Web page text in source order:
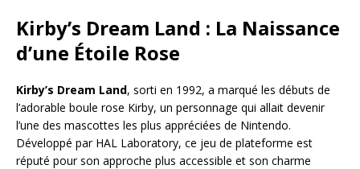
Kirby’s Dream Land : La Naissance
d’une Étoile Rose
Kirby’s Dream Land, sorti en 1992, a marqué les débuts de
l’adorable boule rose Kirby, un personnage qui allait devenir
l’une des mascottes les plus appréciées de Nintendo.
Développé par HAL Laboratory, ce jeu de plateforme est
réputé pour son approche plus accessible et son charme